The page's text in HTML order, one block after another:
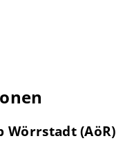
Wörrstadt (AöR)